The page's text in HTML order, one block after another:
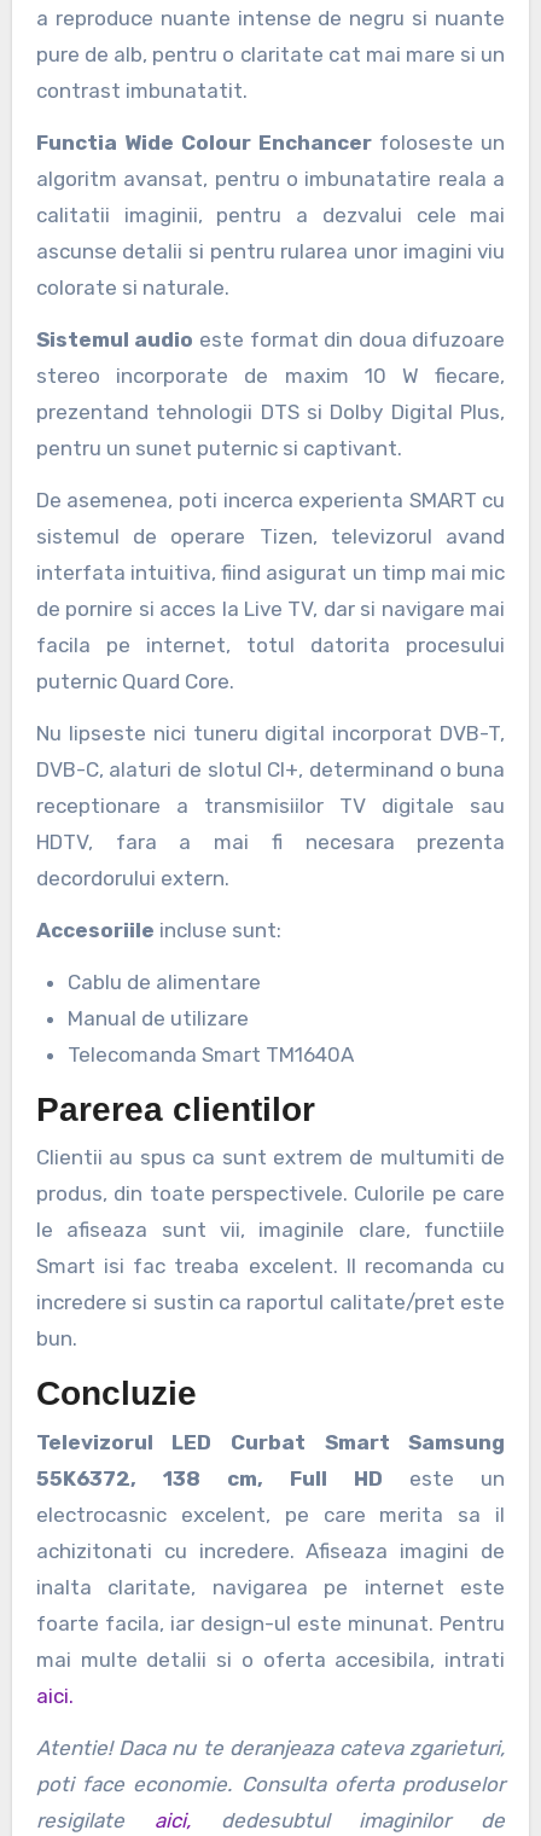
a reproduce nuante intense de negru si nuante
pure de alb, pentru o claritate cat mai mare si un
contrast imbunatatit.
Functia Wide Colour Enchancer foloseste un
algoritm avansat, pentru o imbunatatire reala a
calitatii imaginii, pentru a dezvalui cele mai
ascunse detalii si pentru rularea unor imagini viu
colorate si naturale.
Sistemul audio este format din doua difuzoare
stereo incorporate de maxim 10 W fiecare,
prezentand tehnologii DTS si Dolby Digital Plus,
pentru un sunet puternic si captivant.
De asemenea, poti incerca experienta SMART cu
sistemul de operare Tizen, televizorul avand
interfata intuitiva, fiind asigurat un timp mai mic
de pornire si acces la Live TV, dar si navigare mai
facila pe internet, totul datorita procesului
puternic Quard Core.
Nu lipseste nici tuneru digital incorporat DVB-T,
DVB-C, alaturi de slotul CI+, determinand o buna
receptionare a transmisiilor TV digitale sau
HDTV, fara a mai fi necesara prezenta
decordorului extern.
Accesoriile incluse sunt:
Cablu de alimentare
Manual de utilizare
Telecomanda Smart TM1640A
Parerea clientilor
Clientii au spus ca sunt extrem de multumiti de
produs, din toate perspectivele. Culorile pe care
le afiseaza sunt vii, imaginile clare, functiile
Smart isi fac treaba excelent. Il recomanda cu
incredere si sustin ca raportul calitate/pret este
bun.
Concluzie
Televizorul LED Curbat Smart Samsung
55K6372, 138 cm, Full HD este un
electrocasnic excelent, pe care merita sa il
achizitonati cu incredere. Afiseaza imagini de
inalta claritate, navigarea pe internet este
foarte facila, iar design-ul este minunat. Pentru
mai multe detalii si o oferta accesibila, intrati
aici.
Atentie! Daca nu te deranjeaza cateva zgarieturi,
poti face economie. Consulta oferta produselor
resigilate aici,dedesubtul imaginilor de